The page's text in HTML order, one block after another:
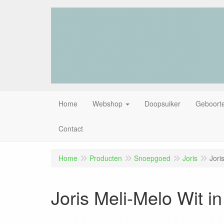
Home Webshop Doopsuiker
Contact
Home Producten Snoepgoed Joris
Joris Meli-Melo Wit